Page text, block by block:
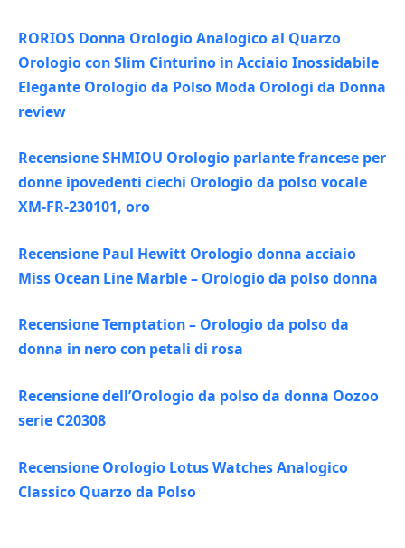
RORIOS Donna Orologio Analogico al Quarzo
Orologio con Slim Cinturino in Acciaio Inossidabile
Elegante Orologio da Polso Moda Orologi da Donna
review
Recensione SHMIOU Orologio parlante francese per
donne ipovedenti ciechi Orologio da polso vocale
XM-FR-230101, oro
Recensione Paul Hewitt Orologio donna acciaio
Miss Ocean Line Marble – Orologio da polso donna
Recensione Temptation – Orologio da polso da
donna in nero con petali di rosa
Recensione dell’Orologio da polso da donna Oozoo
serie C20308
Recensione Orologio Lotus Watches Analogico
Classico Quarzo da Polso